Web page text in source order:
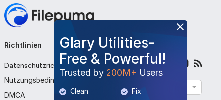
Glary Utilities-
Free & Powerful!
Trusted by 200M+ Users
Clean
Fix
Richtlinien
Datenschutzrichtlinie
Nutzungsbedingungen
DMCA
Unternehmen
Über uns
Kontaktieren Sie uns
Programm einreichen
Folge uns